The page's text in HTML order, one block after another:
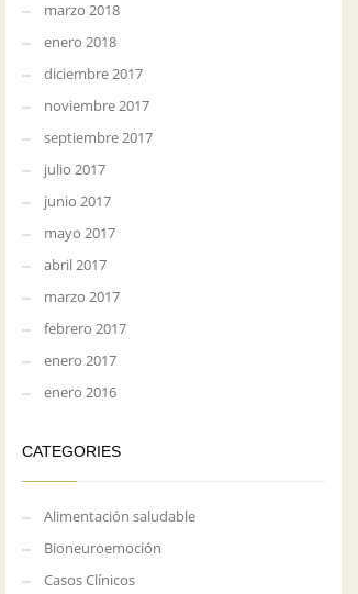
marzo 2018
enero 2018
diciembre 2017
noviembre 2017
septiembre 2017
julio 2017
junio 2017
mayo 2017
abril 2017
marzo 2017
febrero 2017
enero 2017
enero 2016
CATEGORIES
Alimentación saludable
Bioneuroemoción
Casos Clínicos